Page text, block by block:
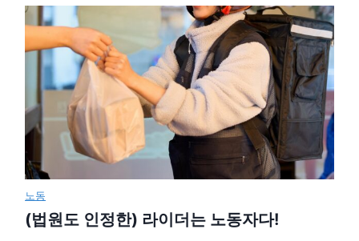
노동
(법원도 인정한) 라이더는 노동자다!